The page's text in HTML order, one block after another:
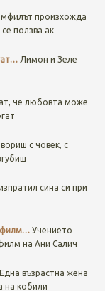
произхожда
ползва ак
Лимон и Зеле
че любовта може
с човек, с
сина си при
филм…Учението
на Ани Салич
Една възрастна жена
на кобили